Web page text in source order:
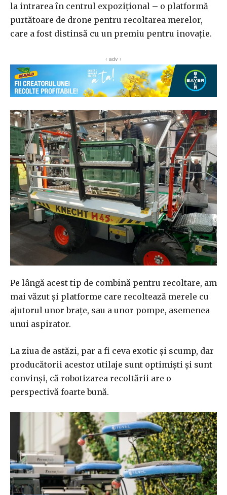
la intrarea în centrul expozițional – o platformă
purtătoare de drone pentru recoltarea merelor,
care a fost distinsă cu un premiu pentru inovație.
‹ adv ›
Pe lângă acest tip de combină pentru recoltare, am
mai văzut și platforme care recoltează merele cu
ajutorul unor brațe, sau a unor pompe, asemenea
unui aspirator.
La ziua de astăzi, par a fi ceva exotic și scump, dar
producătorii acestor utilaje sunt optimiști și sunt
convinși, că robotizarea recoltării are o
perspectivă foarte bună.